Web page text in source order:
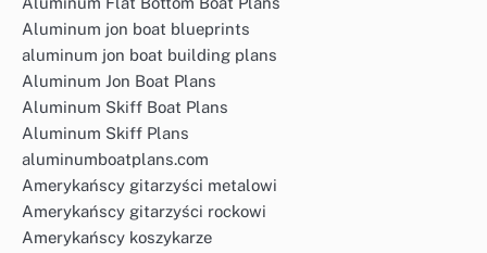
Aluminum jon boat blueprints
aluminum jon boat building plans
Aluminum Jon Boat Plans
Aluminum Skiff Boat Plans
Aluminum Skiff Plans
aluminumboatplans.com
Amerykańscy gitarzyści metalowi
Amerykańscy gitarzyści rockowi
Amerykańscy koszykarze